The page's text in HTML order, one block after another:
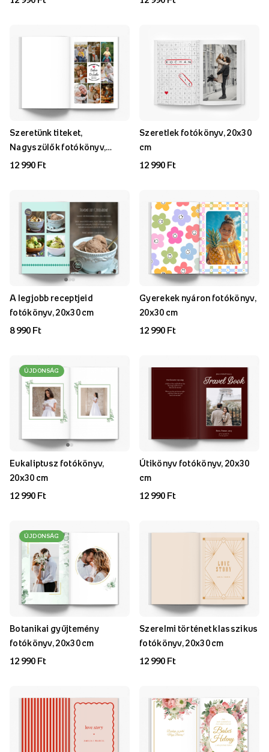
Szeretünk titeket,
Nagyszülők fotókönyv,
20x30 cm
12 990 Ft
Szeretlek fotókönyv, 20x30
cm
12 990 Ft
A legjobb receptjeid
fotókönyv, 20x30 cm
8 990 Ft
Gyerekek nyáron fotókönyv,
20x30 cm
12 990 Ft
ÚJDONSÁG
Eukaliptusz fotókönyv,
20x30 cm
12 990 Ft
Útikönyv fotókönyv, 20x30
cm
12 990 Ft
ÚJDONSÁG
Botanikai gyűjtemény
fotókönyv, 20x30 cm
12 990 Ft
Szerelmi történet klasszikus
fotókönyv, 20x30 cm
12 990 Ft